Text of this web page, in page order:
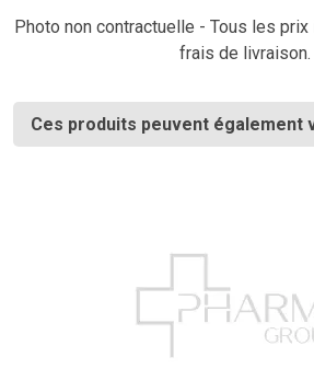
Photo non contractuelle - Tous les prix
frais de livraison.
Ces produits peuvent également